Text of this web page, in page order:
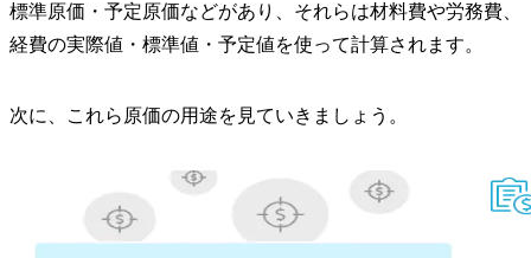
標準原価・予定原価などがあり、それらは材料費や労務費、
経費の実際値・標準値・予定値を使って計算されます。
次に、これら原価の用途を見ていきましょう。